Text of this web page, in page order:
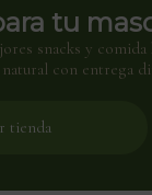
tu
snacks y comida
natural con entrega
tienda